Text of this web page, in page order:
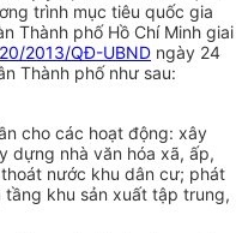
trình mục tiêu quốc gia
Thành phố Hồ Chí Minh giai
20/2013/QĐ-UBND ngày 24
Thành phố như sau:
cho các hoạt động: xây
dựng nhà văn hóa xã, ấp,
nước khu dân cư; phát
khu sản xuất tập trung,